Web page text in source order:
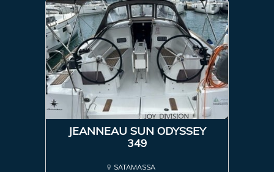
JEANNEAU SUN ODYSSEY
349
SATAMASSA